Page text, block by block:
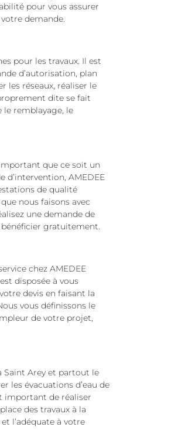
pour vous assurer
demande.
pour les travaux. Il est
d’autorisation, plan
les réseaux, réaliser le
dite se fait
le remblayage, le
que ce soit un
d’intervention, AMEDEE
de qualité
nous faisons avec
une demande de
bénéficier gratuitement.
chez AMEDEE
disposée à vous
devis en faisant la
vous définissons le
de votre projet,
Saint Arey et partout le
les évacuations d’eau de
important de réaliser
des travaux à la
l’adéquate à votre